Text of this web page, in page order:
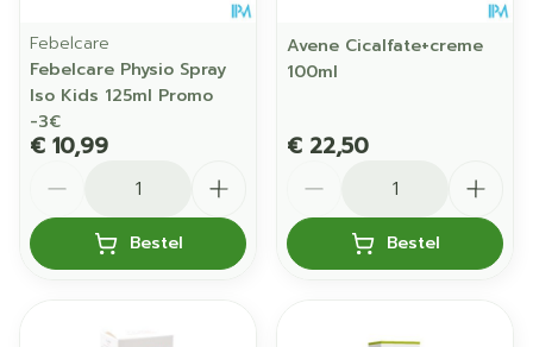
Febelcare
Febelcare Physio Spray
Iso Kids 125ml Promo
-3€
€ 10,99
Bestel
Avene Cicalfate+creme
100ml
€ 22,50
Bestel